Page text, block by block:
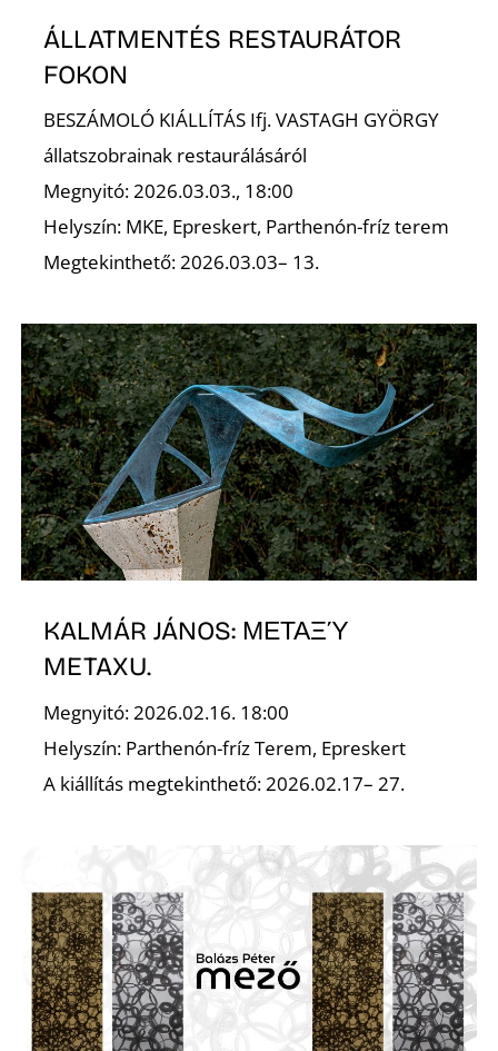
ÁLLATMENTÉS RESTAURÁTOR
FOKON
BESZÁMOLÓ KIÁLLÍTÁS Ifj. VASTAGH GYÖRGY
állatszobrainak restaurálásáról
Megnyitó: 2026.03.03., 18:00
Helyszín: MKE, Epreskert, Parthenón-fríz terem
Megtekinthető: 2026.03.03– 13.
KALMÁR JÁNOS: ΜΕΤΑΞΎ
METAXU.
Megnyitó: 2026.02.16. 18:00
Helyszín: Parthenón-fríz Terem, Epreskert
A kiállítás megtekinthető: 2026.02.17– 27.